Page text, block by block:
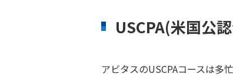
USCPA(米国公
アビタスのUSCPAコースは多